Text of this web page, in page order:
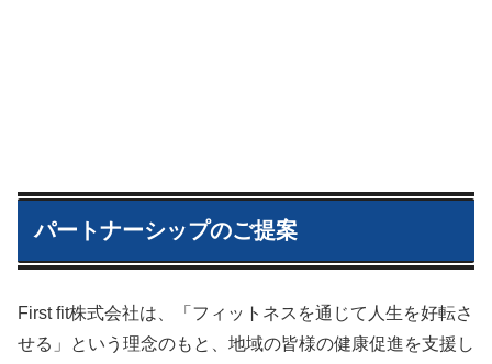
パートナーシップのご提案
First fit株式会社は、「フィットネスを通じて人生を好転さ
せる」という理念のもと、地域の皆様の健康促進を支援し